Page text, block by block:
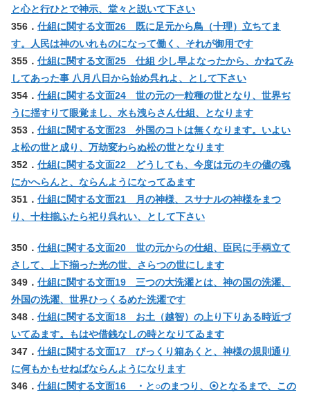
と心と行ひとで神示、堂々と説いて下さい
356． 仕組に関する文面26 既に足元から鳥（十理）立ちてま
す。人民は神のいれものになって働く、それが御用です
355． 仕組に関する文面25 仕組 少し早よなったから、かねてみ
してあった事 八月八日から始め呉れよ、として下さい
354． 仕組に関する文面24 世の元の一粒種の世となり、世界ぢ
うに揺すりて眼覚まし、水も洩らさん仕組、となります
353． 仕組に関する文面23 外国のコトは無くなります。いよい
よ松の世と成り、万劫変わらぬ松の世となります
352． 仕組に関する文面22 どうしても、今度は元のキの儘の魂
にかへらんと、ならんようになってゐます
351． 仕組に関する文面21 月の神様、スサナルの神様をまつ
り、十柱揃ふたら祀り呉れい、として下さい
350． 仕組に関する文面20 世の元からの仕組、臣民に手柄立て
さして、上下揃った光の世、さらつの世にします
349． 仕組に関する文面19 三つの大洗濯とは、神の国の洗濯、
外国の洗濯、世界ひっくるめた洗濯です
348． 仕組に関する文面18 お土（越智）の上り下りある時近づ
いてゐます。もはや借銭なしの時となりてゐます
347． 仕組に関する文面17 びっくり箱あくと、神様の規則通り
に何もかもせねばならんようになります
346． 仕組に関する文面16 ・と○のまつり、⦿となるまで、この